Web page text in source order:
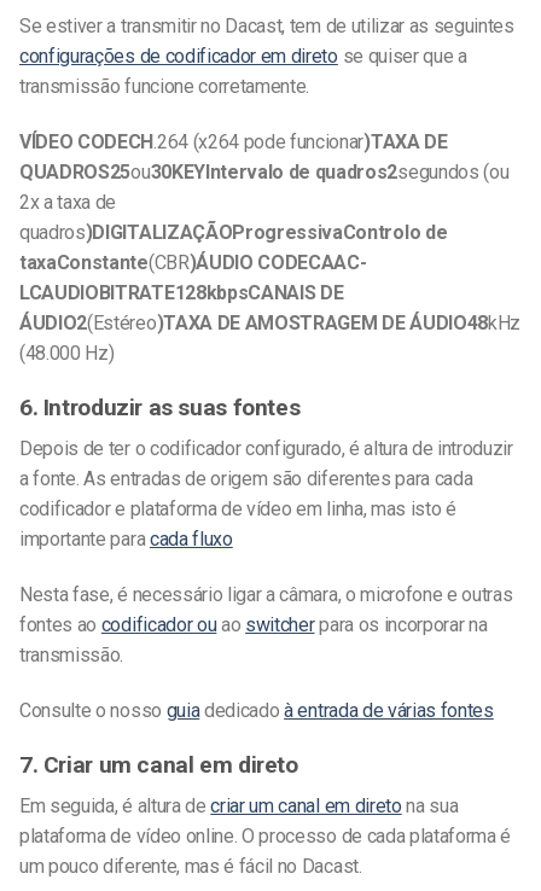
Se estiver a transmitir no Dacast, tem de utilizar as seguintes
configurações de codificador em direto se quiser que a
transmissão funcione corretamente.
VÍDEO CODECH.264 (x264 pode funcionar)TAXA DE
QUADROS25ou30KEYIntervalo de quadros2segundos (ou
2x a taxa de
quadros)DIGITALIZAÇÃOProgressivaControlo de
taxaConstante(CBR)ÁUDIO CODECAAC-
LCAUDIOBITRATE128kbpsCANAIS DE
ÁUDIO2(Estéreo)TAXA DE AMOSTRAGEM DE ÁUDIO48kHz
(48.000 Hz)
6. Introduzir as suas fontes
Depois de ter o codificador configurado, é altura de introduzir
a fonte. As entradas de origem são diferentes para cada
codificador e plataforma de vídeo em linha, mas isto é
importante paracada fluxo
Nesta fase, é necessário ligar a câmara, o microfone e outras
fontes ao codificador ouao switcherpara os incorporar na
transmissão.
Consulte o nosso guiadedicadoà entrada de várias fontes
7. Criar um canal em direto
Em seguida, é altura decriar um canal em direto na sua
plataforma de vídeo online. O processo de cada plataforma é
um pouco diferente, mas é fácil no Dacast.